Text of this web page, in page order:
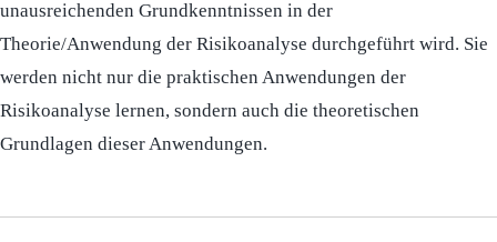
unausreichenden Grundkenntnissen in der
Theorie/Anwendung der Risikoanalyse durchgeführt wird. Sie
werden nicht nur die praktischen Anwendungen der
Risikoanalyse lernen, sondern auch die theoretischen
Grundlagen dieser Anwendungen.